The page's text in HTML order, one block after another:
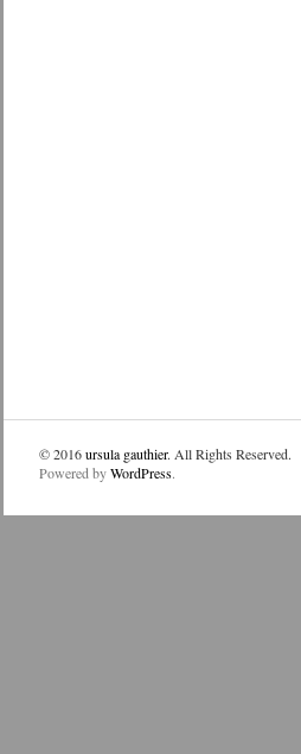
© 2016ursula gauthier. All Rights Reserved.
Powered byWordPress.